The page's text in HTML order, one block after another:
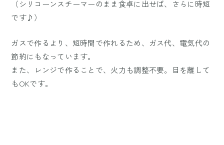
（シリコーンスチーマーのまま食卓に出せば、さらに時短
です♪）
ガスで作るより、短時間で作れるため、ガス代、電気代の
節約にもなっています。
また、レンジで作ることで、火力も調整不要。目を離して
もOKです。